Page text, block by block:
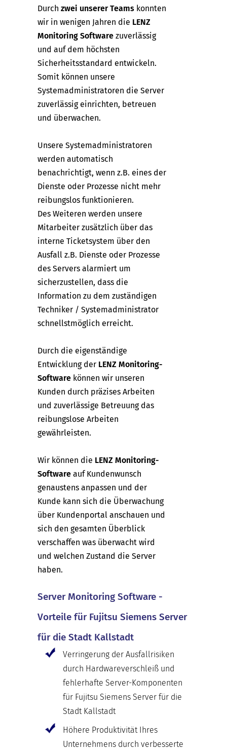
Durch zwei unserer Teams konnten
wir in wenigen Jahren die LENZ
Monitoring Software zuverlässig
und auf dem höchsten
Sicherheitsstandard entwickeln.
Somit können unsere
Systemadministratoren die Server
zuverlässig einrichten, betreuen
und überwachen.
Unsere Systemadministratoren
werden automatisch
benachrichtigt, wenn z.B. eines der
Dienste oder Prozesse nicht mehr
reibungslos funktionieren.
Des Weiteren werden unsere
Mitarbeiter zusätzlich über das
interne Ticketsystem über den
Ausfall z.B. Dienste oder Prozesse
des Servers alarmiert um
sicherzustellen, dass die
Information zu dem zuständigen
Techniker / Systemadministrator
schnellstmöglich erreicht.
Durch die eigenständige
Entwicklung der LENZ Monitoring-
Software können wir unseren
Kunden durch präzises Arbeiten
und zuverlässige Betreuung das
reibungslose Arbeiten
gewährleisten.
Wir können die LENZ Monitoring-
Software auf Kundenwunsch
genaustens anpassen und der
Kunde kann sich die Überwachung
über Kundenportal anschauen und
sich den gesamten Überblick
verschaffen was überwacht wird
und welchen Zustand die Server
haben.
Server Monitoring Software -
Vorteile für Fujitsu Siemens Server
für die Stadt Kallstadt
Verringerung der Ausfallrisiken
durch Hardwareverschleiß und
fehlerhafte Server-Komponenten
für Fujitsu Siemens Server für die
Stadt Kallstadt
Höhere Produktivität Ihres
Unternehmens durch verbesserte